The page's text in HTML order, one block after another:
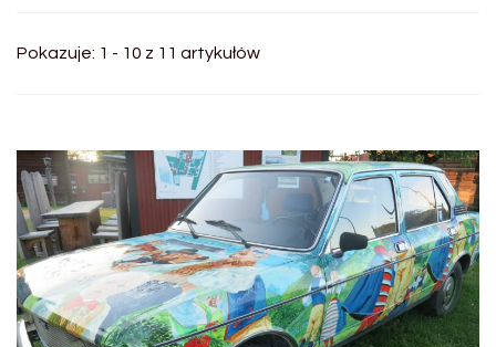
Pokazuje: 1 - 10 z 11 artykułów